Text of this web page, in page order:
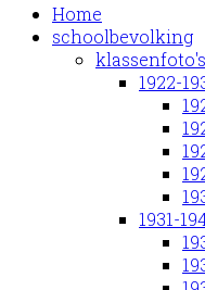
Home
schoolbevolking
klassenfoto's
1922-
1931-